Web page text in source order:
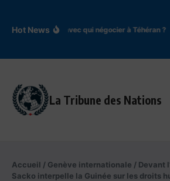
Hot NewsIran : avec qui négocier à Téhéran ?
La Tribune des Nations
Accueil / Genève internationale / Devant
Sacko interpelle la Guinée sur les droits